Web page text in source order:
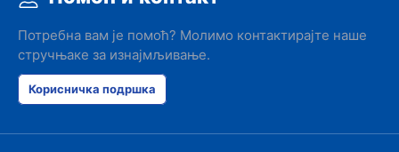
Потребна вам је помоћ? Молимо контактирајте наше
стручњаке за изнајмљивање.
Корисничка подршка